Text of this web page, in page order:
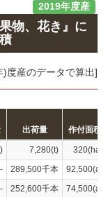
2019年度産
物、花き』に
度産のデータで算出]
出荷量 作付面積
7,280(t)
320(ha)
- 289,500千本
92,500(a)
- 252,600千本
74,500(a)